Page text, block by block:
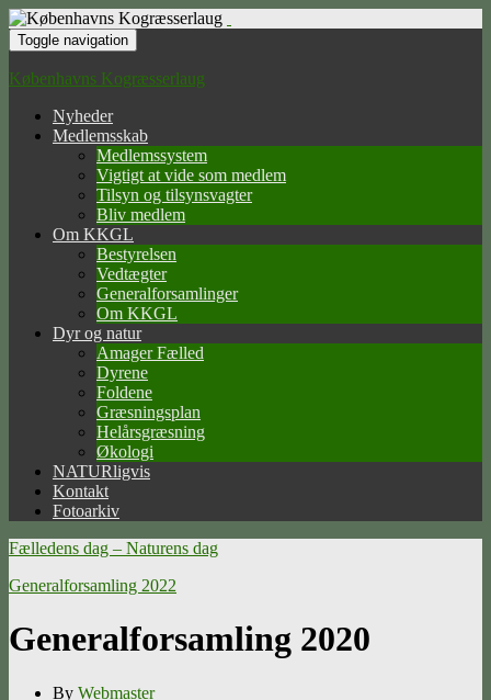
Toggle navigation
Københavns Kogræsserlaug
Nyheder
Medlemsskab
Medlemssystem
Vigtigt at vide som medlem
Tilsyn og tilsynsvagter
Bliv medlem
Om KKGL
Bestyrelsen
Vedtægter
Generalforsamlinger
Om KKGL
Dyr og natur
Amager Fælled
Dyrene
Foldene
Græsningsplan
Helårsgræsning
Økologi
NATURligvis
Kontakt
Fotoarkiv
Fælledens dag – Naturens dag
Generalforsamling 2022
Generalforsamling 2020
By Webmaster